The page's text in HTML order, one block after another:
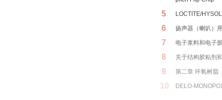
5 LOCTITE/
6 扬声器（喇叭）
7 电子浆料和电子
8 关于结构胶粘剂
9 第二章 环氧树脂
10 DELO-